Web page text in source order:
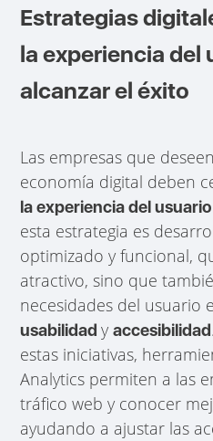
Estrategias
la experiencia del
alcanzar el éxito
Las empresas que
economía digital deben
la experiencia del usuario
esta estrategia es
optimizado y funcional,
atractivo, sino que
necesidades del usuario
usabilidadyaccesibilidad
estas iniciativas,
Analytics permiten a las
tráfico web y conocer
ayudando a ajustar las